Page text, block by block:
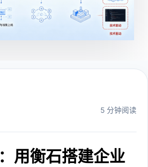
5 分钟阅读
用衡石搭建企业